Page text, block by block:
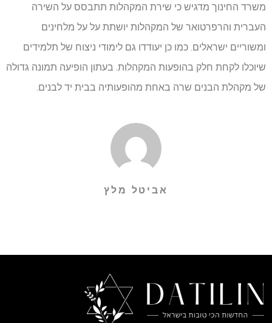
משרד החינוך מדגיש כי שירת המקהלות תתבסס על השירה
העברית והרפרטואר של המקהלות יושתת על על מלחינים
ומשוריים ישראלים. כמו כן יעודדו גם לימודי ניצוח של תלמידים
שיוכלו לקחת חלק בהופעות המקהלות. בעתון הופיעה תמונה גדולה
של מקהלת הבנים שרה באחת מהופעותיה בבית יד לבנים.
אביטל מלץ